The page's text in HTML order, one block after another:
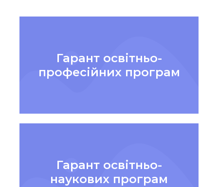
Гарант освітньо-
професійних програм
Гарант освітньо-
наукових програм